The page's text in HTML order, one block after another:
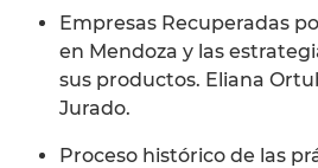
Empresas Recuperadas
en Mendoza y las
sus productos. Eliana
Jurado.
Proceso histórico de las